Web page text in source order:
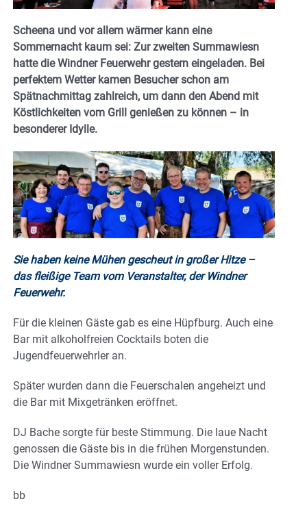
Scheena und vor allem wärmer kann eine
Sommernacht kaum sei: Zur zweiten Summawiesn
hatte die Windner Feuerwehr gestern eingeladen. Bei
perfektem Wetter kamen Besucher schon am
Spätnachmittag zahlreich, um dann den Abend mit
Köstlichkeiten vom Grill genießen zu können – in
besonderer Idylle.
Sie haben keine Mühen gescheut in großer Hitze –
das fleißige Team vom Veranstalter, der Windner
Feuerwehr.
Für die kleinen Gäste gab es eine Hüpfburg. Auch eine
Bar mit alkoholfreien Cocktails boten die
Jugendfeuerwehrler an.
Später wurden dann die Feuerschalen angeheizt und
die Bar mit Mixgetränken eröffnet.
DJ Bache sorgte für beste Stimmung. Die laue Nacht
genossen die Gäste bis in die frühen Morgenstunden.
Die Windner Summawiesn wurde ein voller Erfolg.
bb